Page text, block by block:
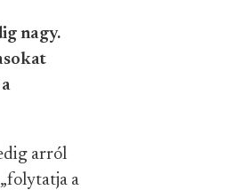
nagy.
arról
a